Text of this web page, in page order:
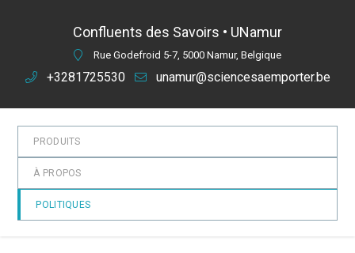
Confluents des Savoirs • UNamur
Rue Godefroid 5-7, 5000 Namur, Belgique
+3281725530 unamur@sciencesaemporter.be
PRODUITS
À PROPOS
POLITIQUES